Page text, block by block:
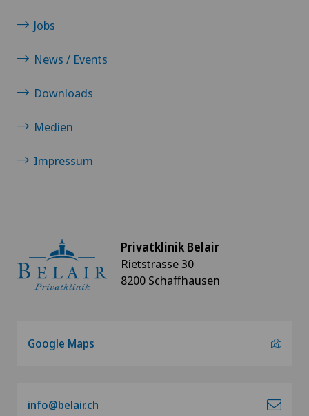
Jobs
News / Events
Downloads
Medien
Impressum
Privatklinik Belair
Rietstrasse 30
8200 Schaffhausen
Google Maps
info@belair.ch